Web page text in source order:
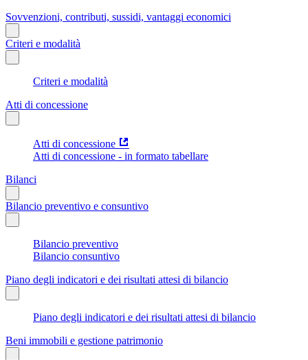
Sovvenzioni, contributi, sussidi, vantaggi economici
Criteri e modalità
Criteri e modalità
Atti di concessione
Atti di concessione
Atti di concessione - in formato tabellare
Bilanci
Bilancio preventivo e consuntivo
Bilancio preventivo
Bilancio consuntivo
Piano degli indicatori e dei risultati attesi di bilancio
Piano degli indicatori e dei risultati attesi di bilancio
Beni immobili e gestione patrimonio